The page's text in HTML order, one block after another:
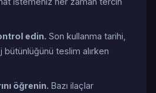
edin. Son kullanma tarihi,
teslim alırken
öğrenin. Bazı ilaçlar